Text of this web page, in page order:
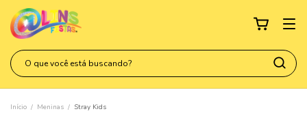
Início / Meninas / Stray Kids